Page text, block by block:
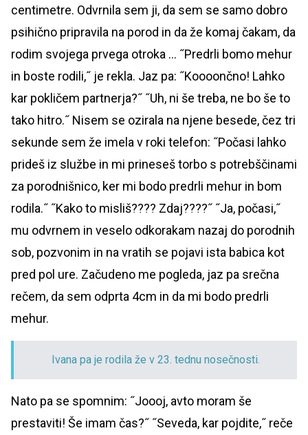
centimetre. Odvrnila sem ji, da sem se samo dobro
psihično pripravila na porod in da že komaj čakam, da
rodim svojega prvega otroka … ˝Predrli bomo mehur
in boste rodili,˝ je rekla. Jaz pa: ˝Koooončno! Lahko
kar pokličem partnerja?˝ ˝Uh, ni še treba, ne bo še to
tako hitro.˝ Nisem se ozirala na njene besede, čez tri
sekunde sem že imela v roki telefon: ˝Počasi lahko
prideš iz službe in mi prineseš torbo s potrebščinami
za porodnišnico, ker mi bodo predrli mehur in bom
rodila.˝ ˝Kako to misliš???? Zdaj????˝ ˝Ja, počasi,˝
mu odvrnem in veselo odkorakam nazaj do porodnih
sob, pozvonim in na vratih se pojavi ista babica kot
pred pol ure. Začudeno me pogleda, jaz pa srečna
rečem, da sem odprta 4cm in da mi bodo predrli
mehur.
Ivana pa je rodila že v 23. tednu nosečnosti.
Nato pa se spomnim: ˝Joooj, avto moram še
prestaviti! Še imam čas?˝ ˝Seveda, kar pojdite,˝ reče